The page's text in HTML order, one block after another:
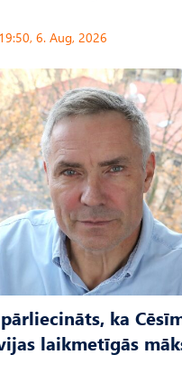
19:50, 6. Aug, 2026
ka
laikmetīgās